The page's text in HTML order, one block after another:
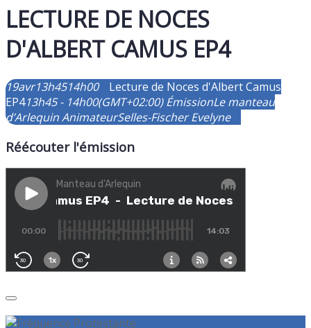
LECTURE DE NOCES
D'ALBERT CAMUS EP4
19avr13h4514h00
Lecture de Noces d'Albert Camus
EP413h45 - 14h00(GMT+02:00) ÉmissionLe manteau
d’ArlequinAnimateurSelles-Fischer Evelyne
Réécouter l'émission